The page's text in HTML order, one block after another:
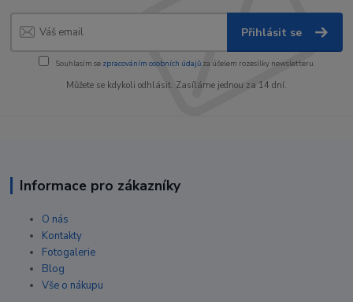
Přihlásit se
Souhlasím se zpracováním osobních údajůza účelem rozesílky newsletteru.
Můžete se kdykoli odhlásit. Zasíláme jednou za 14 dní.
Informace pro zákazníky
O nás
Kontakty
Fotogalerie
Blog
Vše o nákupu